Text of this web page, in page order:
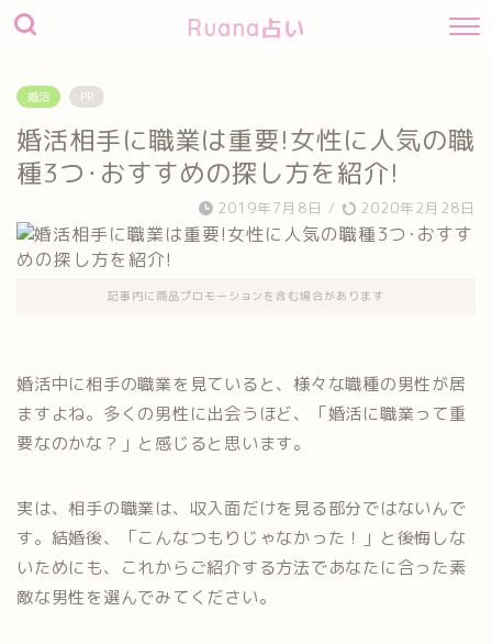
Ruana占い
婚活 PR
婚活相手に職業は重要!女性に人気の職
種3つ･おすすめの探し方を紹介!
2019年7月8日 / 2020年2月28日
記事内に商品プロモーションを含む場合があります
婚活中に相手の職業を見ていると、様々な職種の男性が居
ますよね。多くの男性に出会うほど、「婚活に職業って重
要なのかな？」と感じると思います。
実は、相手の職業は、収入面だけを見る部分ではないんで
す。結婚後、「こんなつもりじゃなかった！」と後悔しな
いためにも、これからご紹介する方法であなたに合った素
敵な男性を選んでみてください。